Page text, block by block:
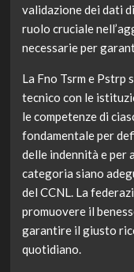
validazione dei dati
ruolo cruciale
necessarie per
La Fno Tsrm e Pstrp
tecnico con le
le competenze di
fondamentale per
delle indennità e per
categoria siano
del CCNL. La
promuovere il
garantire il giusto
quotidiano.